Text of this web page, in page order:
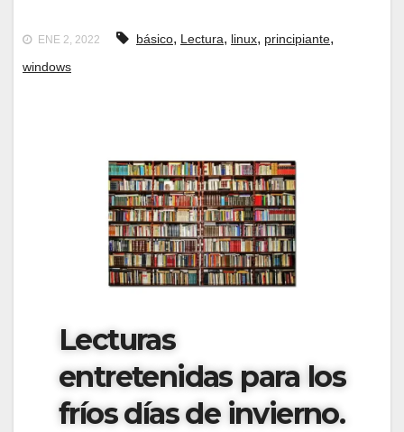
ENE 2, 2022 básico, Lectura, linux, principiante,
windows
Lecturas
entretenidas para los
fríos días de invierno.